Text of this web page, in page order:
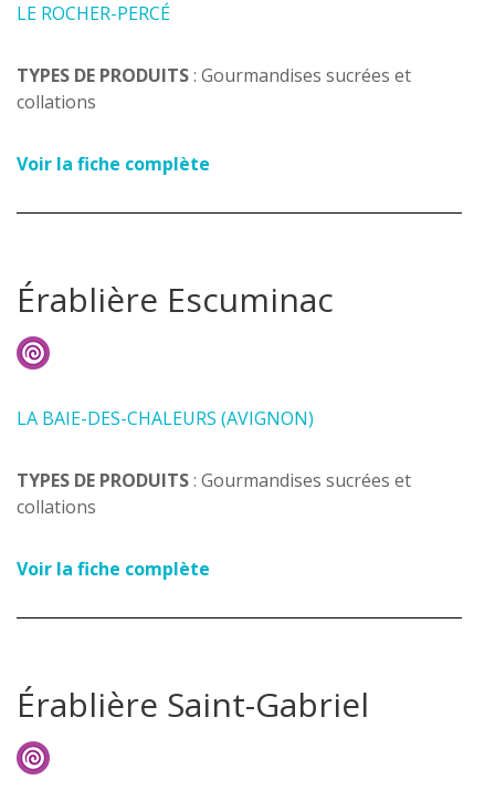
LE ROCHER-PERCÉ
TYPES DE PRODUITS: Gourmandises sucrées et
collations
Voir la fiche complète
Érablière Escuminac
LA BAIE-DES-CHALEURS (AVIGNON)
TYPES DE PRODUITS: Gourmandises sucrées et
collations
Voir la fiche complète
Érablière Saint-Gabriel